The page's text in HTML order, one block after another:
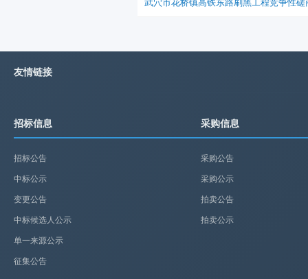
武穴市花桥镇高铁东路刷黑工程竞争性磋
友情链接
招标信息
招标公告
中标公示
变更公告
中标候选人公示
单一来源公示
征集公告
采购信息
采购公告
采购公示
拍卖公告
拍卖公示